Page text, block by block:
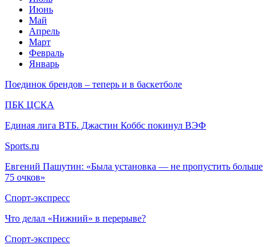
Июнь
Май
Апрель
Март
Февраль
Январь
Поединок брендов – теперь и в баскетболе
ПБК ЦСКА
Единая лига ВТБ. Джастин Коббс покинул ВЭФ
Sports.ru
Евгений Пашутин: «Была установка — не пропустить больше
75 очков»
Спорт-экспресс
Что делал «Нижний» в перерыве?
Спорт-экспресс